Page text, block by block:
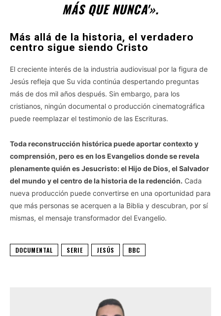
MÁS QUE NUNCA'».
Más allá de la historia, el verdadero
centro sigue siendo Cristo
El creciente interés de la industria audiovisual por la figura de
Jesús refleja que Su vida continúa despertando preguntas
más de dos mil años después. Sin embargo, para los
cristianos, ningún documental o producción cinematográfica
puede reemplazar el testimonio de las Escrituras.
Toda reconstrucción histórica puede aportar contexto y
comprensión, pero es en los Evangelios donde se revela
plenamente quién es Jesucristo: el Hijo de Dios, el Salvador
del mundo y el centro de la historia de la redención. Cada
nueva producción puede convertirse en una oportunidad para
que más personas se acerquen a la Biblia y descubran, por sí
mismas, el mensaje transformador del Evangelio.
DOCUMENTAL SERIE JESÚS BBC